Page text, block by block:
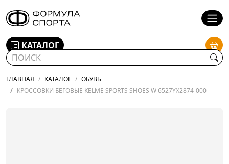
КАТАЛОГ
ГЛАВНАЯ КАТАЛОГ
ОБУВЬ
КРОССОВКИ БЕГОВЫЕ KELME SPORTS SHOES W 6527YX2874-000